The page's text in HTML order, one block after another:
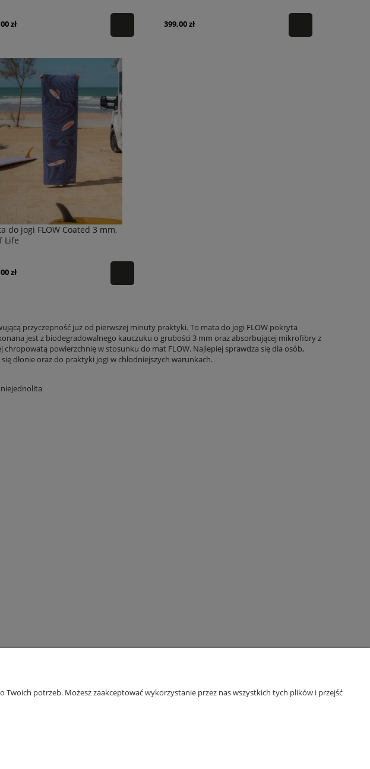
zł 399,00 zł
do jogi FLOW Coated 3 mm,
Life
zł
przyczepność już od pierwszej minuty praktyki. To mata do jogi FLOW pokryta
jest z biodegradowalnego kauczuku o grubości 3 mm oraz absorbującej mikrofibry z
powierzchnię w stosunku do mat FLOW. Najlepiej sprawdza się dla osób,
dłonie oraz do praktyki jogi w chłodniejszych warunkach.
WIĘCEJ O NAS GODZINY OTWARCIA
potrzeb. Możesz zaakceptować wykorzystanie przez nas wszystkich tych plików i przejść